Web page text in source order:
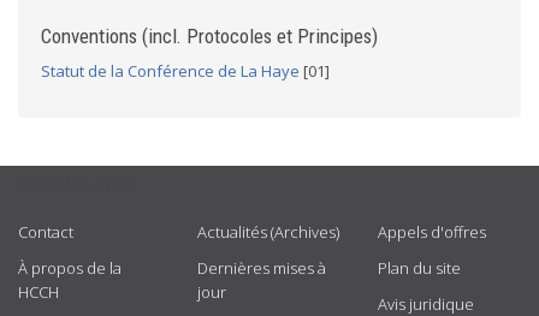
Conventions (incl. Protocoles et Principes)
Statut de la Conférence de La Haye [01]
Contact
À propos de la
HCCH
Actualités (Archives)
Dernières mises à
jour
Appels d'offres
Plan du site
Avis juridique